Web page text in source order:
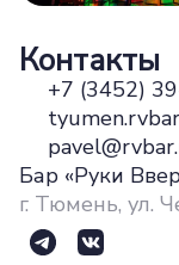
Контакты
+7 (3452)
Бар «Руки
г. Тюмень, ул.